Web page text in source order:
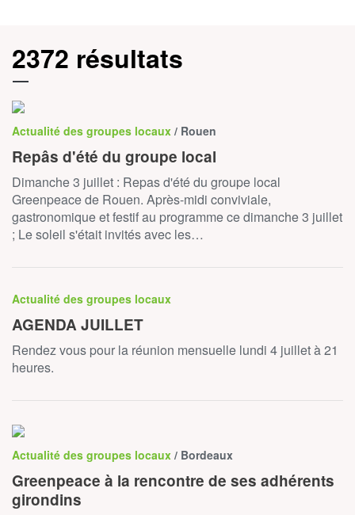
2372 résultats
Actualité des groupes locaux / Rouen
Repâs d'été du groupe local
Dimanche 3 juillet : Repas d'été du groupe local
Greenpeace de Rouen. Après-midi conviviale,
gastronomique et festif au programme ce dimanche 3 juillet
; Le soleil s'était invités avec les…
Actualité des groupes locaux
AGENDA JUILLET
Rendez vous pour la réunion mensuelle lundi 4 juillet à 21
heures.
Actualité des groupes locaux / Bordeaux
Greenpeace à la rencontre de ses adhérents
girondins